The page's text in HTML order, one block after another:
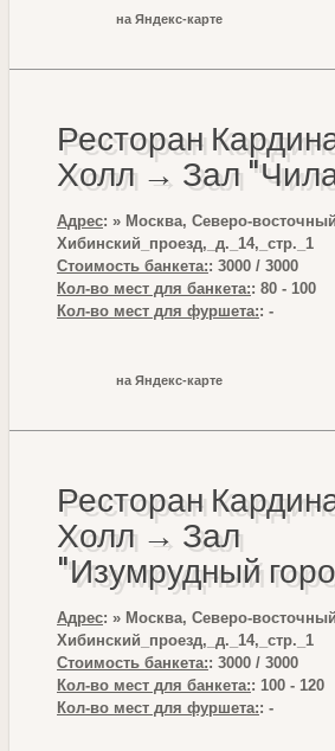
на Яндекс-карте
Ресторан
Холл → Зал
Адрес: » Москва, Северо-
Хибинский_проезд,_д._14,_стр._1
Стоимость банкета:: 3000 / 3000
Кол-во мест для банкета:: 80 - 100
Кол-во мест для фуршета:: -
на Яндекс-карте
Ресторан
Холл → Зал
"Изумрудный
Адрес: » Москва, Северо-
Хибинский_проезд,_д._14,_стр._1
Стоимость банкета:: 3000 / 3000
Кол-во мест для банкета:: 100 - 120
Кол-во мест для фуршета:: -